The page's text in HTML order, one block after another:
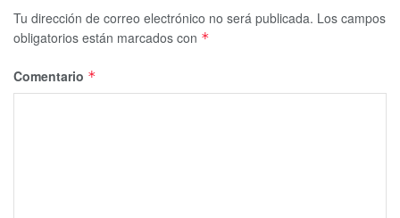
Tu dirección de correo electrónico no será publicada. Los campos
obligatorios están marcados con *
Comentario *